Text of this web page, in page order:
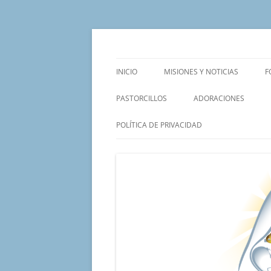
Saltar
INICIO MISIONES Y NOTICIAS
PASTORCILLOS ADORACIONES
POLÍTICA DE PRIVACIDAD